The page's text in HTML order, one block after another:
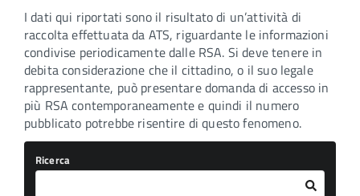
I dati qui riportati sono il risultato di un’attività di
raccolta effettuata da ATS, riguardante le informazioni
condivise periodicamente dalle RSA. Si deve tenere in
debita considerazione che il cittadino, o il suo legale
rappresentante, può presentare domanda di accesso in
più RSA contemporaneamente e quindi il numero
pubblicato potrebbe risentire di questo fenomeno.
Ricerca